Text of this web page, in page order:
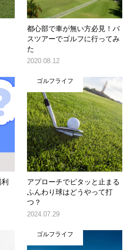
都心部で車が無い方必見！バ
スツアーでゴルフに行ってみ
た
2020.08.12
ゴルフライフ
アプローチでピタッと止まる
ふんわり球はどうやって打
つ？
2024.07.29
ゴルフライフ